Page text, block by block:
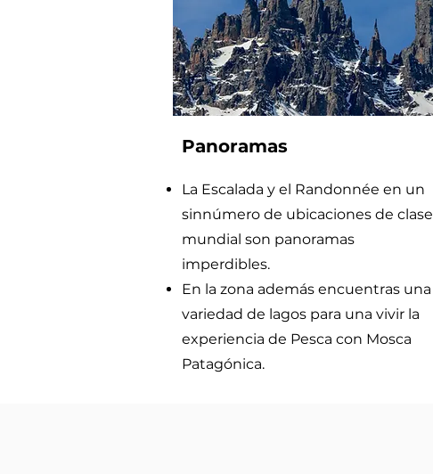
Panoramas
La Escalada y el Randonnée en un
sinnúmero de ubicaciones de clase
mundial son panoramas
imperdibles.
En la zona además encuentras una
variedad de lagos para una vivir la
experiencia de Pesca con Mosca
Patagónica.